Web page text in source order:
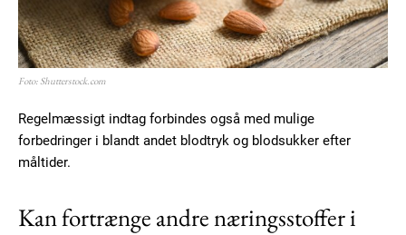
Foto: Shutterstock.com
Regelmæssigt indtag forbindes også med mulige
forbedringer i blandt andet blodtryk og blodsukker efter
måltider.
Kan fortrænge andre næringsstoffer i